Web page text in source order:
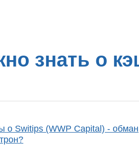
знать о
о Switips (WWP Capital) -